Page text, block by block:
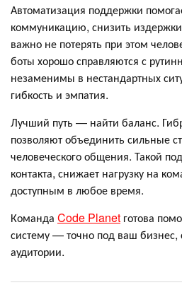
Автоматизация поддержки
коммуникацию, снизить
важно не потерять при этом
боты хорошо справляются с
незаменимы в нестандартных
гибкость и эмпатия.
Лучший путь — найти баланс.
позволяют объединить сильные
человеческого общения. Такой
контакта, снижает нагрузку на
доступным в любое время.
Команда Code Planet готова
систему — точно под ваш бизнес,
аудитории.